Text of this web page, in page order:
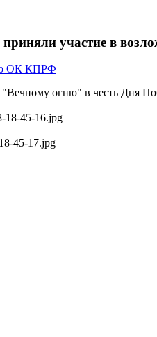
участие в
ОК КПРФ
огню" в честь Дня